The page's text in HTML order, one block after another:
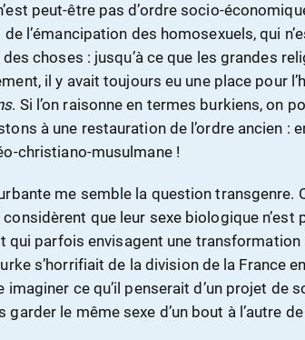
peut-être pas d’ordre socio-
de l’émancipation des homosexuels, qui
des choses : jusqu’à ce que les grandes
il y avait toujours eu une place pour
. Si l’on raisonne en termes burkiens, on
à une restauration de l’ordre ancien :
christiano-musulmane !
me semble la question transgenre.
que leur sexe biologique n’est
qui parfois envisagent une
s’horrifiait de la division de la France
imaginer ce qu’il penserait d’un projet de
garder le même sexe d’un bout à l’autre